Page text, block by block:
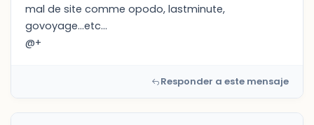
mal de site comme opodo, lastminute,
govoyage...etc...
@+
Responder a este mensaje